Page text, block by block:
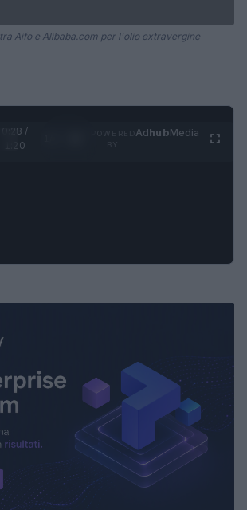
Aifo e Alibaba.com per l'olio extravergine
0:28 /
1:20
AdhubMedia